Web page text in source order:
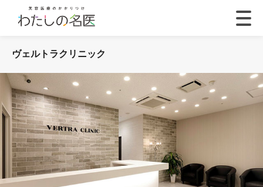
ヴェルトラクリニック